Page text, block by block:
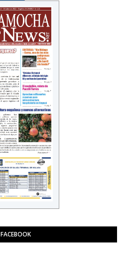
FACEBOOK